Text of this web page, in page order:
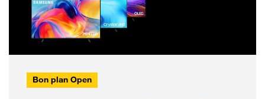
Bon plan Open